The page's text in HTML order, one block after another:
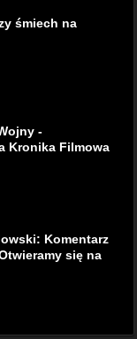
śmiech na
-
Kronika Filmowa
Komentarz
się na